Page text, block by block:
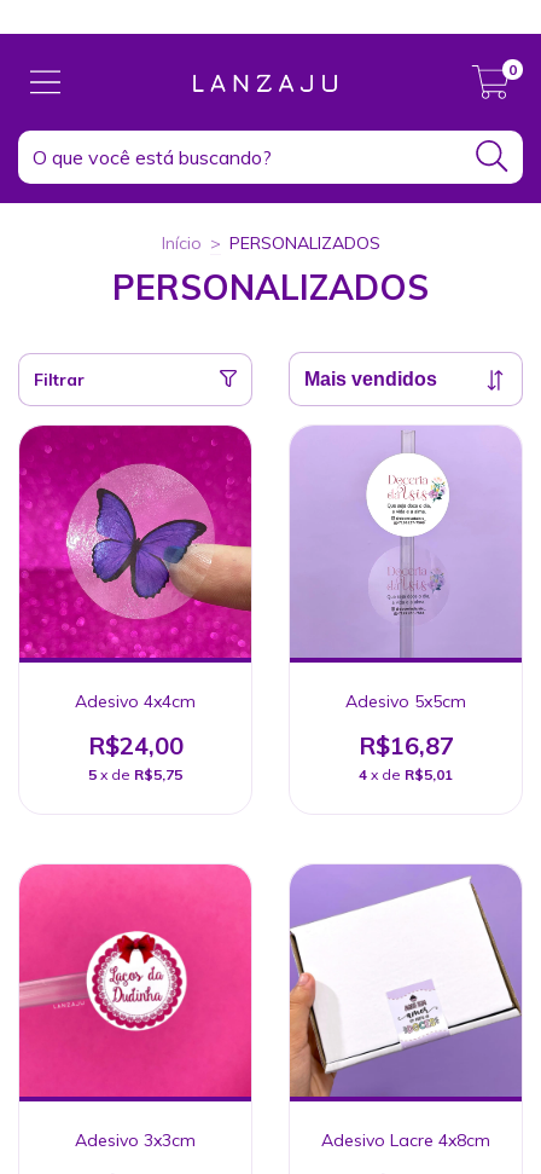
0
Início > PERSONALIZADOS
PERSONALIZADOS
Filtrar
Adesivo 4x4cm
R$24,00
5 x de R$5,75
Adesivo 5x5cm
R$16,87
4 x de R$5,01
Adesivo 3x3cm Adesivo Lacre 4x8cm